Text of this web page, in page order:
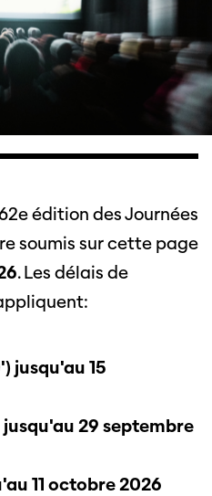
édition des Journées
soumis sur cette page
. Les délais de
jusqu'au 15
29 septembre
11 octobre 2026